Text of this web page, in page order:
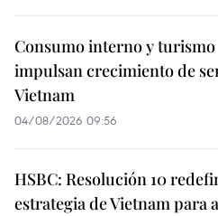
Consumo interno y turismo
impulsan crecimiento de
Vietnam
04/08/2026 09:56
HSBC: Resolución 10
estrategia de Vietnam para